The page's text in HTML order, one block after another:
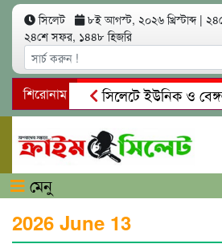
সিলেট ৮ই আগস্ট, ২০২৬ খ্রিস্টাব্দ |
২৪শে সফর, ১৪৪৮ হিজরি
শিরোনাম
ভৈরবী
সিলেটে ইউনিক ও
রিমালকে গ্রেপ্তারের দাবি
মেনু
2026 June 13